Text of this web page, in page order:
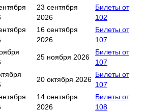
23 сентября
2026
Билеты от
102
16 сентября
2026
Билеты от
107
25 ноября 2026
Билеты от
107
20 октября 2026
Билеты от
107
14 сентября
2026
Билеты от
108